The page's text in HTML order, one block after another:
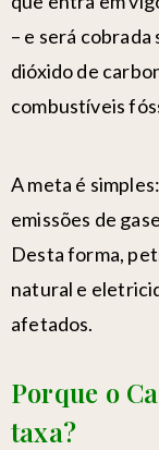
– e será
dióxido de
combustíveis
A meta é
emissões de
Desta forma,
natural e
afetados.
Porque o
taxa?